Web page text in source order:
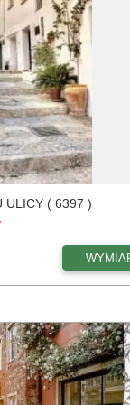
ULICY ( 6397 )